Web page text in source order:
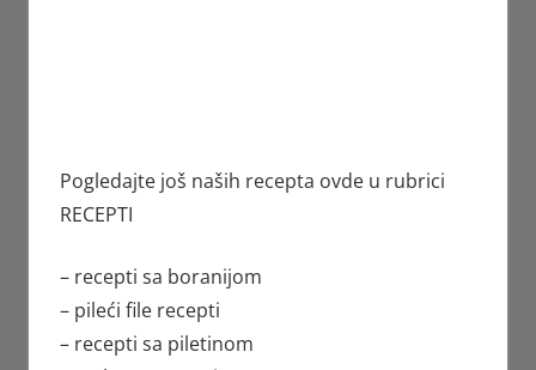
Pogledajte još naših recepta ovde u rubrici
RECEPTI
– recepti sa boranijom
– pileći file recepti
– recepti sa piletinom